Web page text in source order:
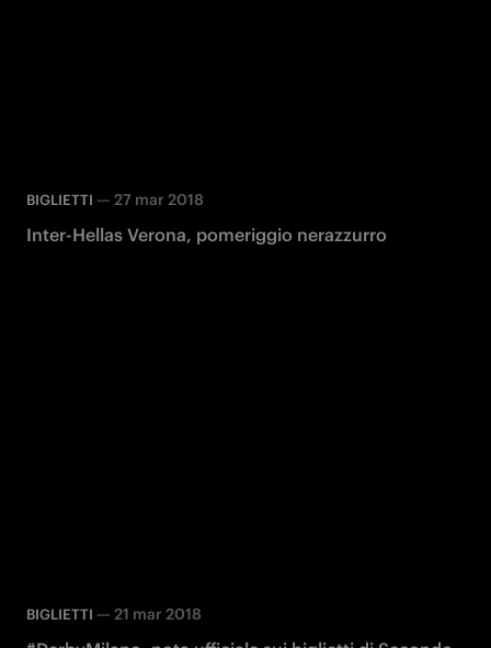
BIGLIETTI — 27 mar 2018
Inter-Hellas Verona, pomeriggio nerazzurro
BIGLIETTI — 21 mar 2018